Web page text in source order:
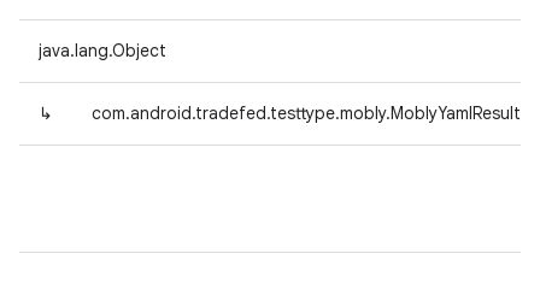
java.lang.Object
↳